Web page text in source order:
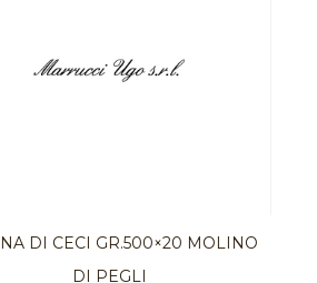
DI CECI GR.500×20 MOLINO
DI PEGLI